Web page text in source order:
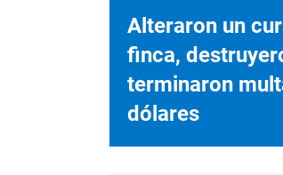
Alteraron un
finca,
terminaron
dólares